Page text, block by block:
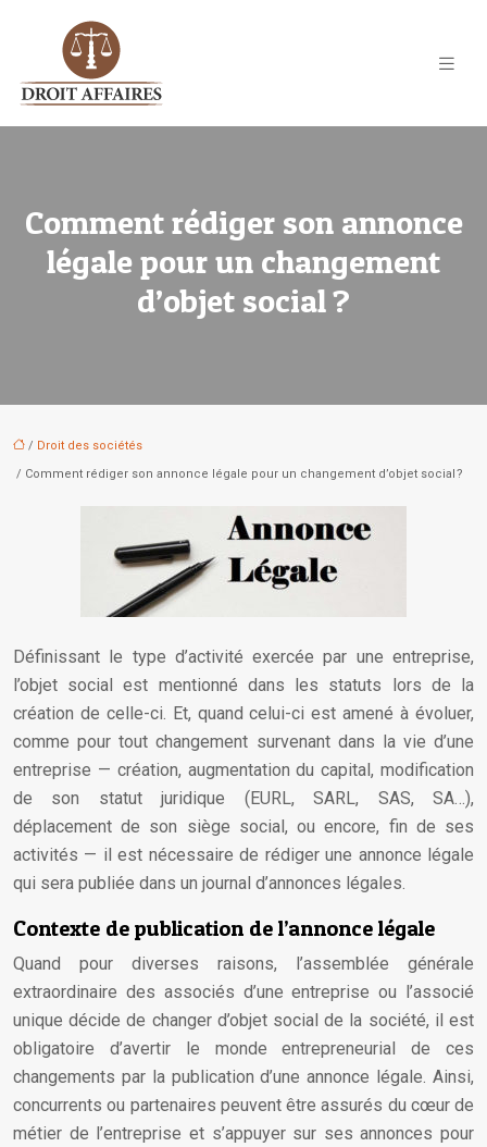
Comment rédiger son annonce
légale pour un changement
d’objet social ?
/ Droit des sociétés
/ Comment rédiger son annonce légale pour un changement d’objet social ?
Définissant le type d’activité exercée par une entreprise,
l’objet social est mentionné dans les statuts lors de la
création de celle-ci. Et, quand celui-ci est amené à évoluer,
comme pour tout changement survenant dans la vie d’une
entreprise — création, augmentation du capital, modification
de son statut juridique (EURL, SARL, SAS, SA…),
déplacement de son siège social, ou encore, fin de ses
activités — il est nécessaire de rédiger une annonce légale
qui sera publiée dans un journal d’annonces légales.
Contexte de publication de l’annonce légale
Quand pour diverses raisons, l’assemblée générale
extraordinaire des associés d’une entreprise ou l’associé
unique décide de changer d’objet social de la société, il est
obligatoire d’avertir le monde entrepreneurial de ces
changements par la publication d’une annonce légale. Ainsi,
concurrents ou partenaires peuvent être assurés du cœur de
métier de l’entreprise et s’appuyer sur ses annonces pour